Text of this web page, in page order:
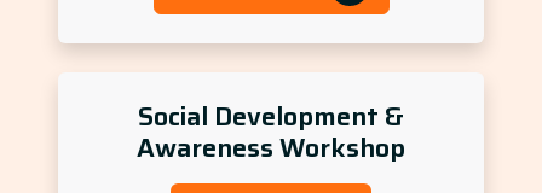
Social Development &
Awareness Workshop